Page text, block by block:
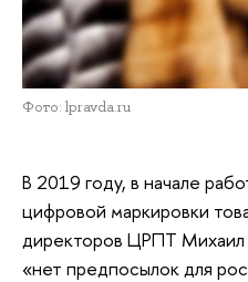
Фото: lpravda.ru
В 2019 году, в начале
цифровой маркировки
директоров ЦРПТ Михаил
«нет предпосылок для